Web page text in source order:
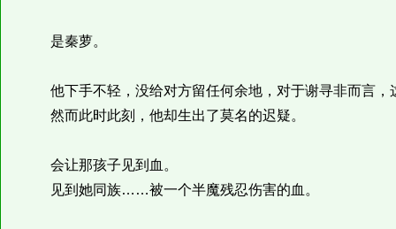
是秦萝。
他下手不轻，没给对方留任何余地，对于谢寻非而言，
然而此时此刻，他却生出了莫名的迟疑。
会让那孩子见到血。
见到她同族……被一个半魔残忍伤害的血。